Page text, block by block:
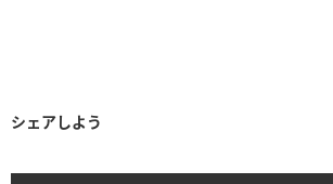
シェアしよう